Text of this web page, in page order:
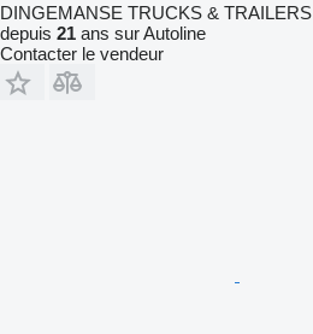
DINGEMANSE TRUCKS & TRAILERS
depuis 21 ans sur Autoline
Contacter le vendeur